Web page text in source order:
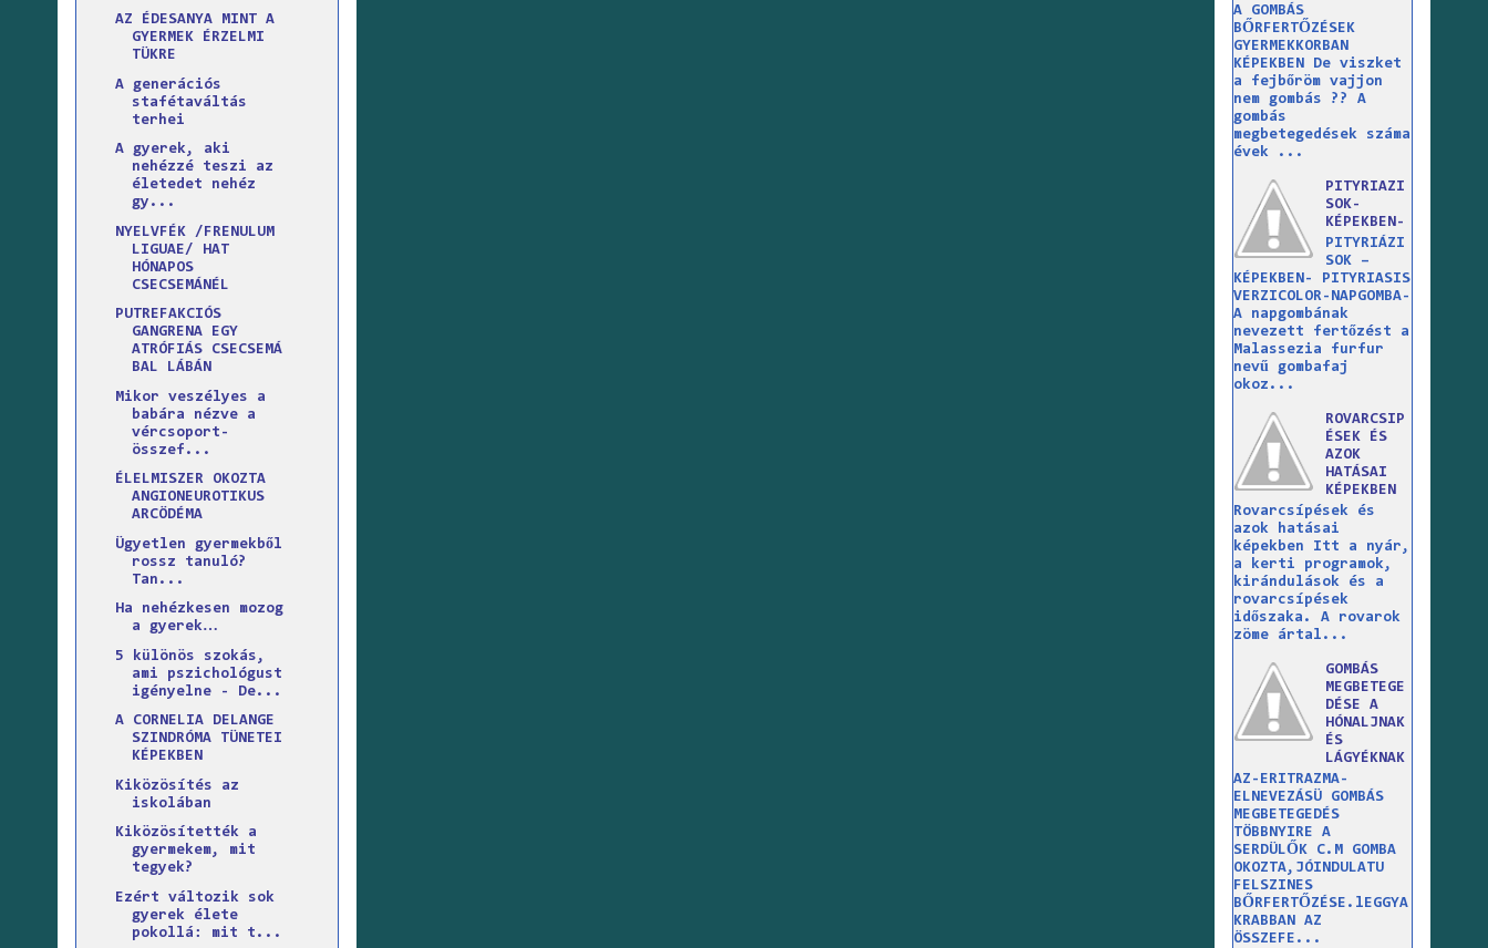
AZ ÉDESANYA MINT A
GYERMEK ÉRZELMI
TÜKRE
A generációs
stafétaváltás
terhei
A gyerek, aki
nehézzé teszi az
életedet nehéz
gy...
NYELVFÉK /FRENULUM
LIGUAE/ HAT
HÓNAPOS
CSECSEMÁNÉL
PUTREFAKCIÓS
GANGRENA EGY
ATRÓFIÁS CSECSEMÁ
BAL LÁBÁN
Mikor veszélyes a
babára nézve a
vércsoport-
összef...
ÉLELMISZER OKOZTA
ANGIONEUROTIKUS
ARCÖDÉMA
Ügyetlen gyermekből
rossz tanuló?
Tan...
Ha nehézkesen mozog
a gyerek…
5 különös szokás,
ami pszichológust
igényelne - De...
A CORNELIA DELANGE
SZINDRÓMA TÜNETEI
KÉPEKBEN
Kiközösítés az
iskolában
Kiközösítették a
gyermekem, mit
tegyek?
Ezért változik sok
gyerek élete
pokollá: mit t...
A GOMBÁS
BŐRFERTŐZÉSEK
GYERMEKKORBAN
KÉPEKBEN De viszket
a fejbőröm vajjon
nem gombás ?? A
gombás
megbetegedések száma
évek ...
PITYRIAZI
SOK-
KÉPEKBEN-
PITYRIÁZI
SOK –
KÉPEKBEN- PITYRIASIS
VERZICOLOR-NAPGOMBA-
A napgombának
nevezett fertőzést a
Malassezia furfur
nevű gombafaj
okoz...
ROVARCSIP
ÉSEK ÉS
AZOK
HATÁSAI
KÉPEKBEN
Rovarcsípések és
azok hatásai
képekben Itt a nyár,
a kerti programok,
kirándulások és a
rovarcsípések
időszaka. A rovarok
zöme ártal...
GOMBÁS
MEGBETEGE
DÉSE A
HÓNALJNAK
ÉS
LÁGYÉKNAK
AZ-ERITRAZMA-
ELNEVEZÁSÜ GOMBÁS
MEGBETEGEDÉS
TÖBBNYIRE A
SERDÜLŐK C.M GOMBA
OKOZTA,JÓINDULATU
FELSZINES
BŐRFERTŐZÉSE.lEGGYA
KRABBAN AZ
ÖSSZEFE...